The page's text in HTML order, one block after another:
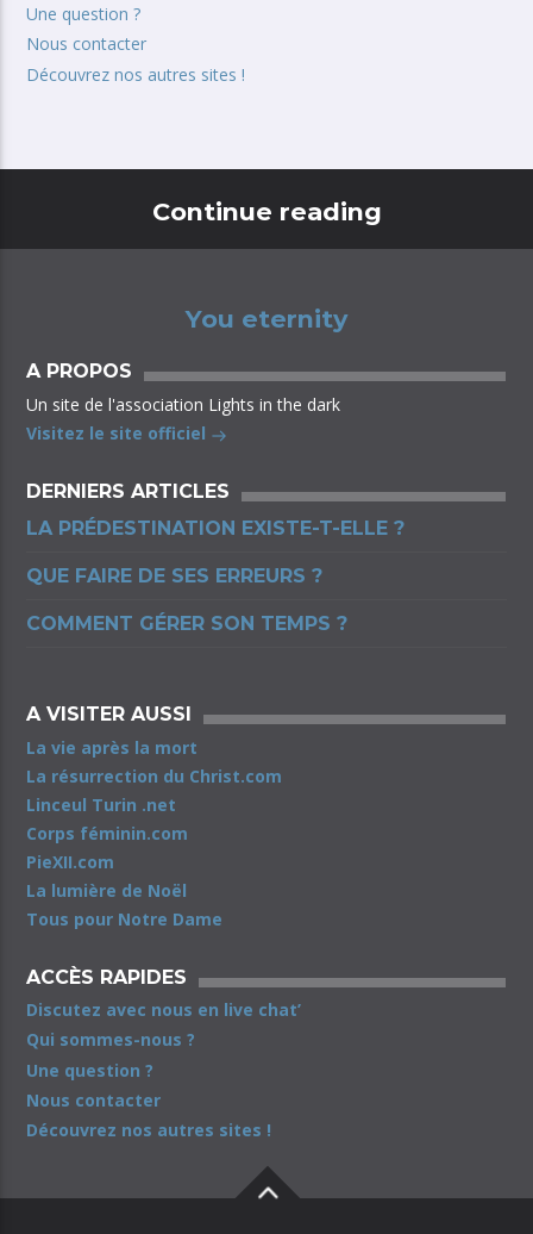
Une question ?
Nous contacter
Découvrez nos autres sites !
Continue reading
You eternity
A PROPOS
Un site de l'association Lights in the dark
Visitez le site officiel
DERNIERS ARTICLES
LA PRÉDESTINATION EXISTE-T-ELLE ?
QUE FAIRE DE SES ERREURS ?
COMMENT GÉRER SON TEMPS ?
A VISITER AUSSI
La vie après la mort
La résurrection du Christ.com
Linceul Turin .net
Corps féminin.com
PieXII.com
La lumière de Noël
Tous pour Notre Dame
ACCÈS RAPIDES
Discutez avec nous en live chat’
Qui sommes-nous ?
Une question ?
Nous contacter
Découvrez nos autres sites !